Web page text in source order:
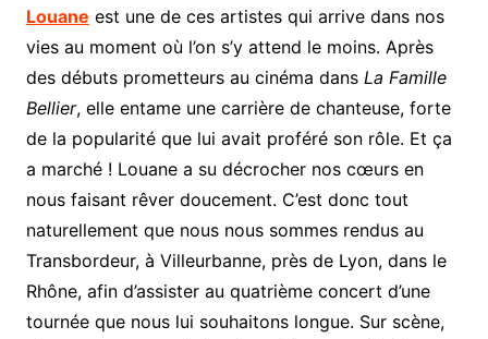
Louane est une de ces artistes qui arrive dans nos
vies au moment où l’on s’y attend le moins. Après
des débuts prometteurs au cinéma dans La Famille
Bellier, elle entame une carrière de chanteuse, forte
de la popularité que lui avait proféré son rôle. Et ça
a marché ! Louane a su décrocher nos cœurs en
nous faisant rêver doucement. C’est donc tout
naturellement que nous nous sommes rendus au
Transbordeur, à Villeurbanne, près de Lyon, dans le
Rhône, afin d’assister au quatrième concert d’une
tournée que nous lui souhaitons longue. Sur scène,